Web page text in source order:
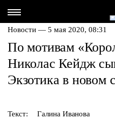
Новости — 5 мая 2020, 08:31
По мотивам
Николас Кейдж
Экзотика в новом
Текст: Галина Иванова